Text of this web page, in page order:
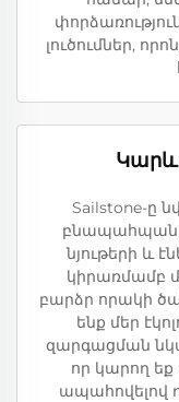
լուծումներ,
Sailstone-ը
նյութերի և
կիրառմամբ
բարձր որակի
ենք մեր
զարգացման
որ կարող
ապահովելով